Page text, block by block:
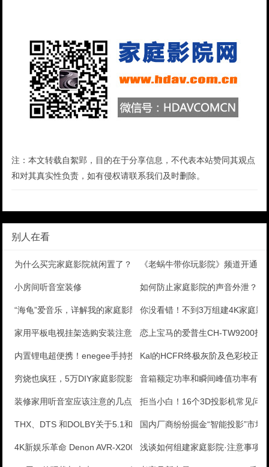
注：本文转载自絮郢，目的在于分享信息，不代表本站赞同其观点
和对其真实性负责，如有侵权请联系我们及时删除。
别人在看
为什么买完家庭影院就闲置了？ 《老蜗牛带你玩影院》频道开通
小房间听音室装修 如何防止家庭影院的声音外泄？
“海龟”爱音乐，详解我的家庭影院配置方案你没看错！不到3万组建4K家庭影
家用平板电视挂架选购安装注意事项恋上宝马的爱普生CH-TW9200投
内置锂电超便携！enegee手持投影试玩Kal的HCFR终极灰阶及色彩校正
穷烧也疯狂，5万DIY家庭影院影音室装修全记录音箱额定功率和瞬间峰值功率有何
装修家用听音室应该注意的几点 拒当小白！16个3D投影机常见问
THX、DTS 和DOLBY关于5.1和7.1音响系国内厂商纷纷掘金“智能投影”市场
4K新娱乐革命 Denon AVR-X2000功放浅谈如何组建家庭影院·注意事项